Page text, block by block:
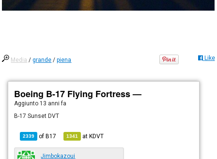
Media /grande /piena Like
Boeing B-17 Flying Fortress —
Aggiunto 13 anni fa
B-17 Sunset DVT
2339 ofB17 1341 atKDVT
Jimbokazoui